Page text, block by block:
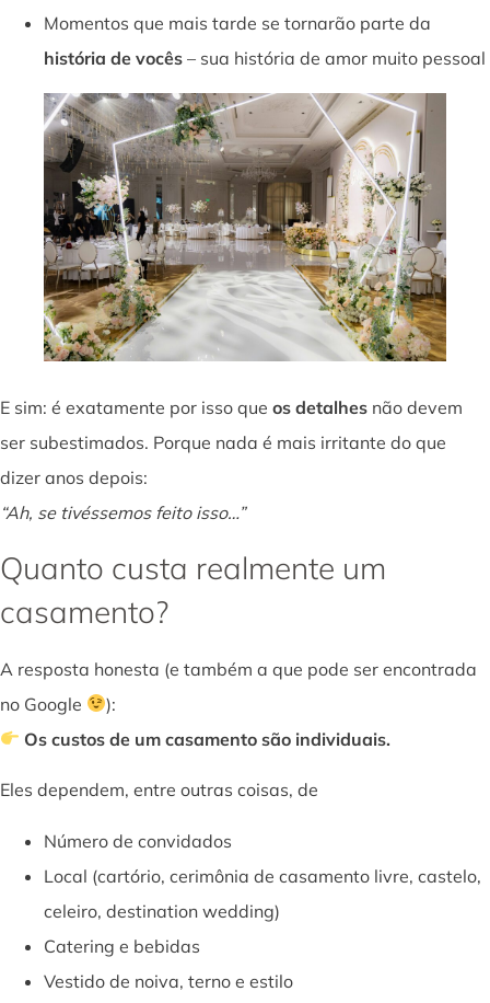
Momentos que mais tarde se tornarão parte da
história de vocês – sua história de amor muito pessoal
E sim: é exatamente por isso que os detalhes não devem
ser subestimados. Porque nada é mais irritante do que
dizer anos depois:
“Ah, se tivéssemos feito isso…”
Quanto custa realmente um
casamento?
A resposta honesta (e também a que pode ser encontrada
no Google
):
Os custos de um casamento são individuais.
Eles dependem, entre outras coisas, de
Número de convidados
Local (cartório, cerimônia de casamento livre, castelo,
celeiro, destination wedding)
Catering e bebidas
Vestido de noiva, terno e estilo